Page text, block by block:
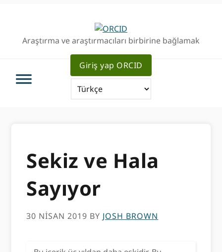
Araştırma ve araştırmacıları birbirine bağlamak
Giriş yap ORCID
Sekiz ve Hala
Sayıyor
30 NISAN 2019 BY JOSH BROWN